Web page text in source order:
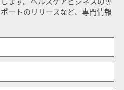
ートのリリースなど、専門情報